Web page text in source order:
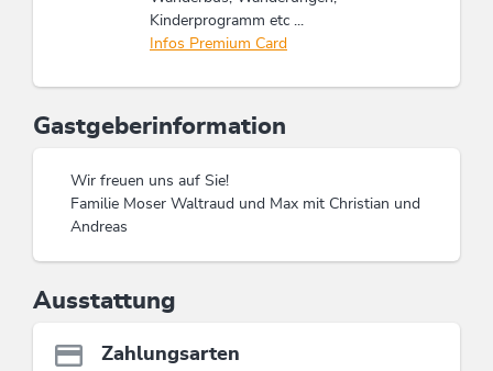
Kinderprogramm etc ...
Infos Premium Card
Gastgeberinformation
Wir freuen uns auf Sie!
Familie Moser Waltraud und Max mit Christian und
Andreas
Ausstattung
Zahlungsarten